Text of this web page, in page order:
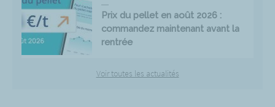
Prix du pellet en août 2026 :
commandez maintenant avant la
rentrée
Voir toutes les actualités